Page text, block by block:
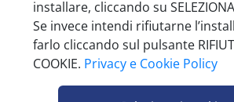
installare, cliccando su SELEZIONA
Se invece intendi rifiutarne
farlo cliccando sul pulsante
COOKIE. Privacy e Cookie Policy